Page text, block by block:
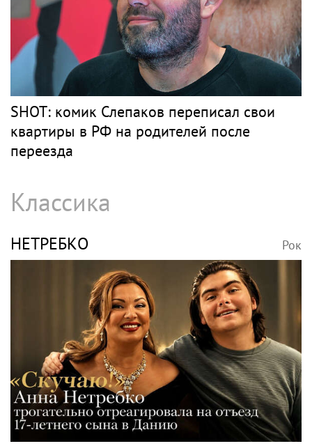
SHOT: комик Слепаков переписал свои
квартиры в РФ на родителей после
переезда
Классика
НЕТРЕБКО Рок